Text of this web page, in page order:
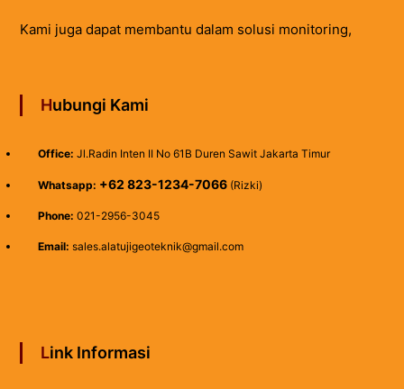
Kami juga dapat membantu dalam solusi monitoring,
Hubungi Kami
Office: Jl.Radin Inten II No 61B Duren Sawit Jakarta Timur
Whatsapp: +62 823-1234-7066(Rizki)
Phone: 021-2956-3045
Email: sales.alatujigeoteknik@gmail.com
Link Informasi